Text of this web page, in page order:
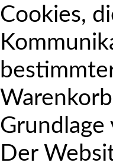
Cookies,
Grundlage
Der